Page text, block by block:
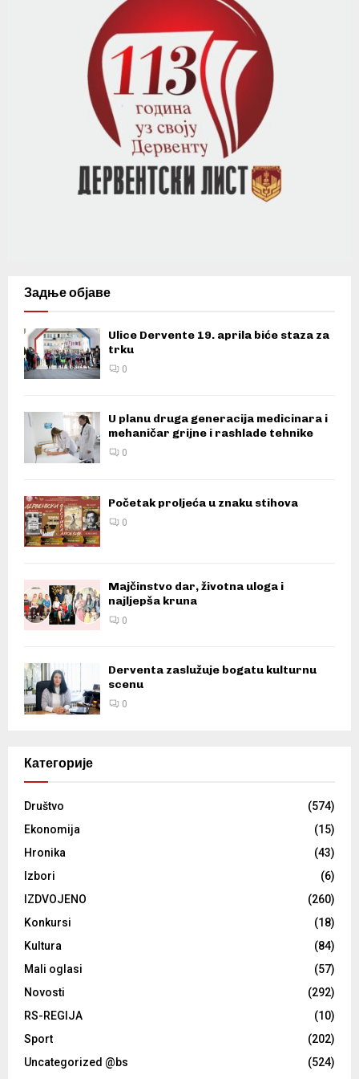
Задње објаве
Ulice Dervente 19. aprila biće staza za
trku
0
U planu druga generacija medicinara i
mehaničar grijne i rashlade tehnike
0
Početak proljeća u znaku stihova
0
Majčinstvo dar, životna uloga i
najljepša kruna
0
Derventa zaslužuje bogatu kulturnu
scenu
0
Категорије
Društvo
(574)
Ekonomija
(15)
Hronika
(43)
Izbori
(6)
IZDVOJENO
(260)
Konkursi
(18)
Kultura
(84)
Mali oglasi
(57)
Novosti
(292)
RS-REGIJA
(10)
Sport
(202)
Uncategorized @bs
(524)